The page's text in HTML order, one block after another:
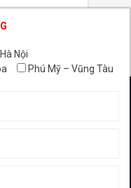
Nội
Phú Mỹ – Vũng Tàu
vốn đầu tư từ
chuyên cung cấp
Nhật Bản để